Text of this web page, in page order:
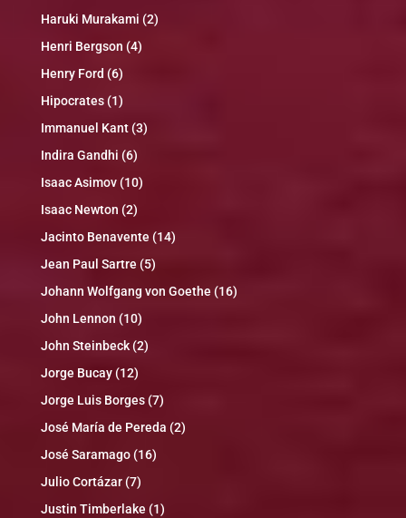
Haruki Murakami (2)
Henri Bergson (4)
Henry Ford (6)
Hipocrates(1)
Immanuel Kant(3)
Indira Gandhi (6)
Isaac Asimov(10)
Isaac Newton (2)
Jacinto Benavente (14)
Jean Paul Sartre (5)
Johann Wolfgang von Goethe (16)
John Lennon (10)
John Steinbeck(2)
Jorge Bucay(12)
Jorge Luis Borges(7)
José María de Pereda (2)
José Saramago(16)
Julio Cortázar(7)
Justin Timberlake (1)